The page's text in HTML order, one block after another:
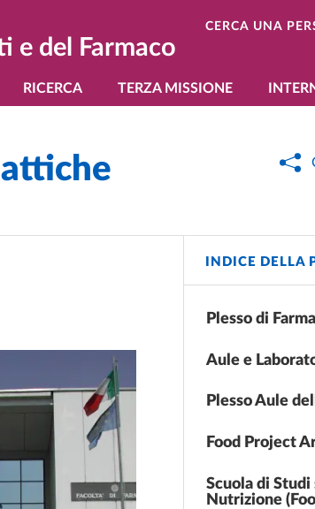
e del Farmaco
CERCA UNA
RICERCA TERZA MISSIONE
INDICE DELLA
Plesso di
Aule e
Plesso Aule
Food Project
Scuola di
Nutrizione